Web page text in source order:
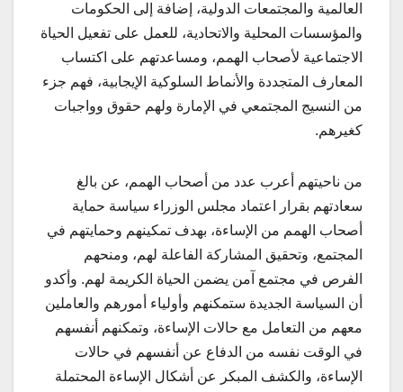
العالمية والمجتمعات الدولية، إضافة إلى الحكومات
والمؤسسات المحلية والاتحادية، للعمل على تفعيل الحياة
الاجتماعية لأصحاب الهمم، ومساعدتهم على اكتساب
المعارف المتجددة والأنماط السلوكية الإيجابية، فهم جزء
من النسيج المجتمعي في الإمارة ولهم حقوق وواجبات
كغيرهم.
من ناحيتهم أعرب عدد من أصحاب الهمم، عن بالغ
سعادتهم بقرار اعتماد مجلس الوزراء سياسة حماية
أصحاب الهمم من الإساءة، بهدف تمكينهم وحمايتهم في
المجتمع، وتحقيق المشاركة الفاعلة لهم، ومنحهم
الفرص في مجتمع آمن يضمن الحياة الكريمة لهم. وأكدو
أن السياسة الجديدة ستمكنهم وأولياء أمورهم والعاملين
معهم من التعامل مع حالات الإساءة، وتمكنهم أنفسهم
في الوقت نفسه من الدفاع عن أنفسهم في حالات
الإساءة، والكشف المبكر عن أشكال الإساءة المحتملة